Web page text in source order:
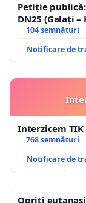
Petiție
DN25 (Galați
traseului în
104 semnături
Notificare de
Interzicem TIK
768 semnături
Notificare de
Opriți